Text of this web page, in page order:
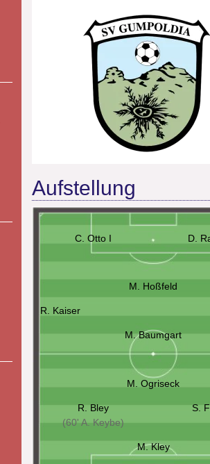
Aufstellung
C. Otto I D.
M. Hoßfeld
R. Kaiser
M. Baumgart
M. Ogriseck
R. Bley
(60' A. Keybe)
S.
M. Kley